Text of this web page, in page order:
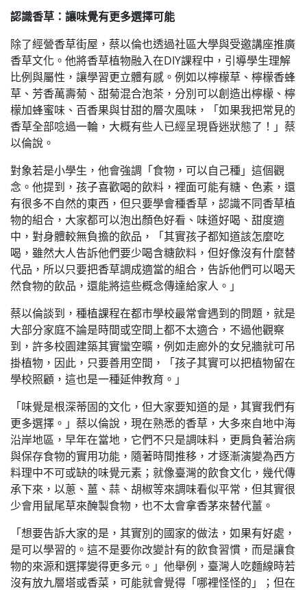
認識香草：讓味覺有更多選擇可能
除了經營香草街屋，蔡以倫也透過社區大學與受邀講座推廣
香草文化。他將香草植物融入在DIY課程中，引導學生理解
比例與屬性，讓學習更立體有感。例如以檸檬草、檸檬香蜂
草、芳香萬壽菊、甜菊混合泡茶，分別可以創造出檸檬、檸
檬加蜂蜜味、百香果與甘甜的層次風味，「如果我把常見的
香草全部唸過一輪，大概有些人已經呈現昏迷狀態了！」蔡
以倫說。
對象若是小學生，他會強調「食物，可以自己種」這個觀
念。他提到，孩子喜歡喝的飲料，裡面可能有糖、色素，還
有很多不自然的東西，但只要學會種香草，認識不同香草植
物的組合，大家都可以泡出顏色好看、味道好喝、甜度適
中，對身體較無負擔的飲品，「其實孩子都知道該怎麼吃
喝，雖然大人告訴他們要少喝含糖飲料，但好像沒有什麼替
代品，所以只要把香草調成適當的組合，告訴他們可以喝天
然食物的飲品，還能將這些概念傳達給家人。」
蔡以倫談到，種植課程在都市學校最常會遇到的問題，就是
大部分家庭不論是時間或空間上都不太適合，不過他觀察
到，許多校園建築其實蠻空曠，例如走廊外的女兒牆就可吊
掛植物，因此，只要善用空間，「孩子其實可以把植物留在
學校照顧，這也是一種延伸教育。」
「味覺是根深蒂固的文化，但大家要知道的是，其實我們有
更多選擇。」蔡以倫說，現在熟悉的香草，大多來自地中海
沿岸地區，早年在當地，它們不只是調味料，更肩負著治病
與保存食物的實用功能，隨著時間推移，才逐漸演變為西方
料理中不可或缺的味覺元素；就像臺灣的飲食文化，幾代傳
承下來，以蔥、薑、蒜、胡椒等來調味看似平常，但其實很
少會用鼠尾草來醃製食物，也不太會拿香茅來替代薑。
「想要告訴大家的是，其實別的國家的做法，如果有好處，
是可以學習的。這不是要你改變計有的飲食習慣，而是讓食
物的來源和選擇變得更多元。」他舉例，臺灣人吃麵線時若
沒有放九層塔或香菜，可能就會覺得「哪裡怪怪的」；但在